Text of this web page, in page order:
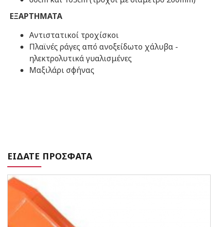
ΕΞΑΡΤΗΜΑΤΑ
Αντιστατικοί τροχίσκοι
Πλαϊνές ράγες από ανοξείδωτο χάλυβα -
ηλεκτρολυτικά γυαλισμένες
Μαξιλάρι σφήνας
ΕΙΔΑΤΕ ΠΡΟΣΦΑΤΑ